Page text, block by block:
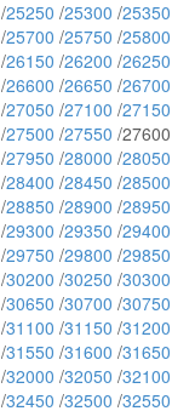
/25250 /25300 /25350
/25700 /25750 /25800
/26150 /26200 /26250
/26600 /26650 /26700
/27050 /27100 /27150
/27500 /27550 /27600
/27950 /28000 /28050
/28400 /28450 /28500
/28850 /28900 /28950
/29300 /29350 /29400
/29750 /29800 /29850
/30200 /30250 /30300
/30650 /30700 /30750
/31100 /31150 /31200
/31550 /31600 /31650
/32000 /32050 /32100
/32450 /32500 /32550